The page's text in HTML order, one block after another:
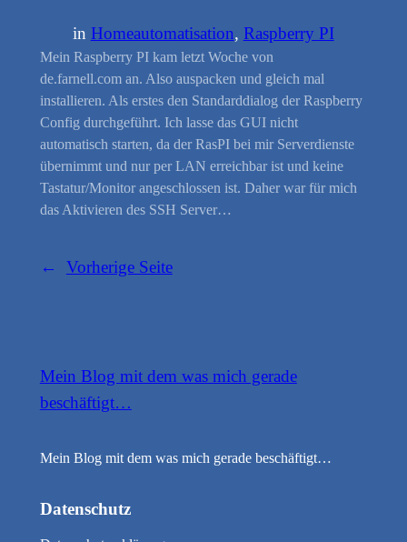
in Homeautomatisation, Raspberry PI
Mein Raspberry PI kam letzt Woche von
de.farnell.com an. Also auspacken und gleich mal
installieren. Als erstes den Standarddialog der Raspberry
Config durchgeführt. Ich lasse das GUI nicht
automatisch starten, da der RasPI bei mir Serverdienste
übernimmt und nur per LAN erreichbar ist und keine
Tastatur/Monitor angeschlossen ist. Daher war für mich
das Aktivieren des SSH Server…
← Vorherige Seite
Mein Blog mit dem was mich gerade
beschäftigt…
Mein Blog mit dem was mich gerade beschäftigt…
Datenschutz